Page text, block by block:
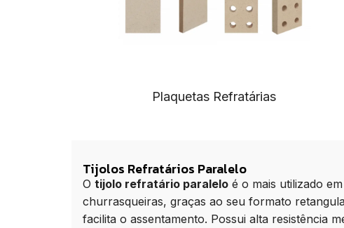
Plaquetas Refratárias
Tijolos Refratários Paralelo
O tijolo refratário paralelo é o mais utilizado
churrasqueiras, graças ao seu formato
facilita o assentamento. Possui alta resistência